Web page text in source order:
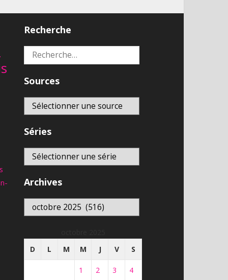
Recherche
Rechercher :
Sources
Séries
Archives
Archives
D
L M M J V S
1 2 3 4